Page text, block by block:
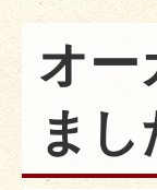
オー
まし